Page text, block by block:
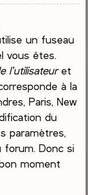
un fuseau
vous êtes.
l’utilisateuret
à la
Paris, New
du
paramètres,
forum. Donc si
moment